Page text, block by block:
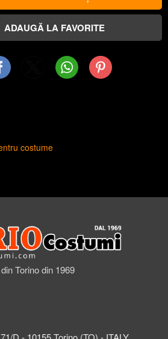
WhatsAppPinterest
costume
Torino din 1969